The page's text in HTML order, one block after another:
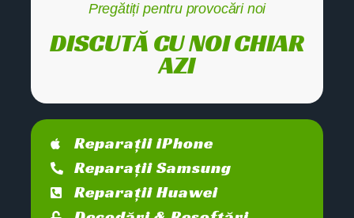
Pregătiți pentru provocări noi
DISCUTĂ CU NOI CHIAR
AZI
Reparații iPhone
Reparații Samsung
Reparații Huawei